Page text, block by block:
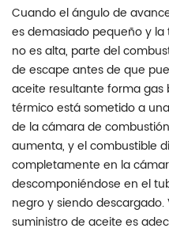
Cuando el ángulo de
es demasiado pequeño y
no es alta, parte del
de escape antes de que
aceite resultante forma
térmico está sometido a
de la cámara de
aumenta, y el combustible
completamente en la
descomponiéndose en el
negro y siendo
suministro de aceite es